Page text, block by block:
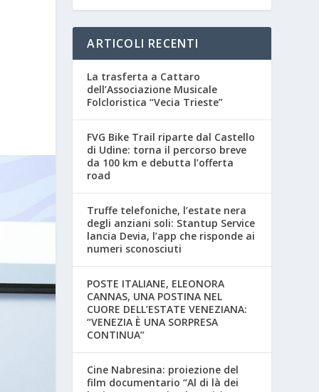
ARTICOLI RECENTI
La trasferta a Cattaro
dell’Associazione Musicale
Folcloristica “Vecia Trieste”
FVG Bike Trail riparte dal Castello
di Udine: torna il percorso breve
da 100 km e debutta l’offerta
road
Truffe telefoniche, l’estate nera
degli anziani soli: Stantup Service
lancia Devia, l’app che risponde ai
numeri sconosciuti
POSTE ITALIANE, ELEONORA
CANNAS, UNA POSTINA NEL
CUORE DELL’ESTATE VENEZIANA:
“VENEZIA È UNA SORPRESA
CONTINUA”
Cine Nabresina: proiezione del
film documentario “Al di là dei